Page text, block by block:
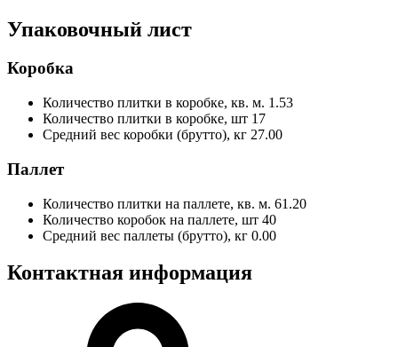
Упаковочный лист
Коробка
Количество плитки в коробке, кв. м. 1.53
Количество плитки в коробке, шт 17
Средний вес коробки (брутто), кг 27.00
Паллет
Количество плитки на паллете, кв. м. 61.20
Количество коробок на паллете, шт 40
Средний вес паллеты (брутто), кг 0.00
Контактная информация